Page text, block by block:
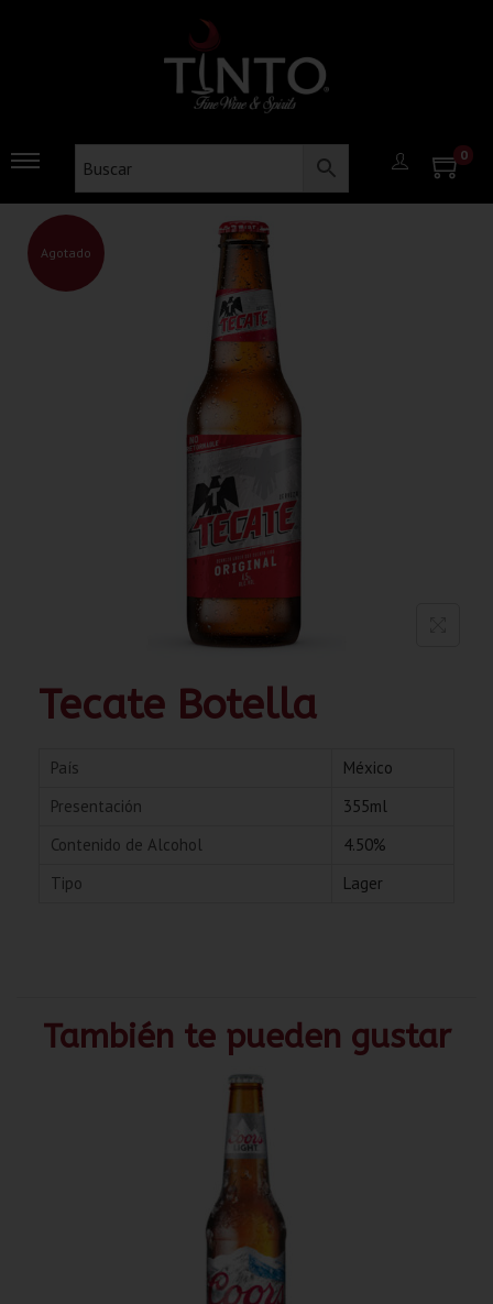
0
Agotado
Tecate Botella
País
México
Presentación
355ml
Contenido de Alcohol
4.50%
Tipo
Lager
También te pueden gustar